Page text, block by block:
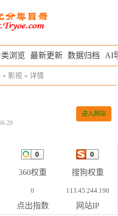
浏览 最新更新 数据归档 AI
» 影视 » 详情
29
进入网站
360权重 搜狗权重
0
点出指数
113.45.244.190
网站IP